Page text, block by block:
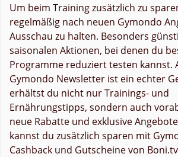
Um beim Training zusätzlich zu
regelmäßig nach neuen Gymondo
Ausschau zu halten. Besonders
saisonalen Aktionen, bei denen du
Programme reduziert testen kannst.
Gymondo Newsletter ist ein echter
erhältst du nicht nur Trainings- und
Ernährungstipps, sondern auch
neue Rabatte und exklusive
kannst du zusätzlich sparen mit
Cashback und Gutscheine von